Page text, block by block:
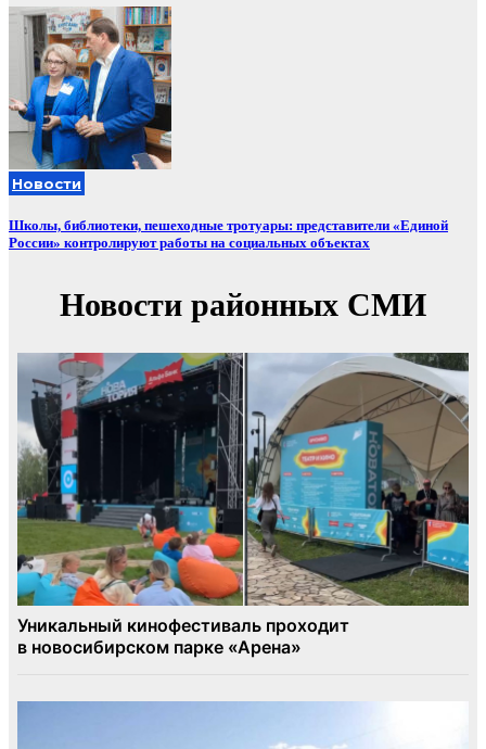
Новости
Школы, библиотеки, пешеходные тротуары: представители «Единой
России» контролируют работы на социальных объектах